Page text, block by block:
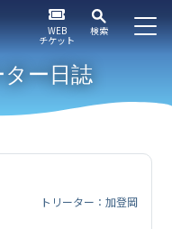
WEB
チケット
検索
ー日誌
トリーター：加登岡